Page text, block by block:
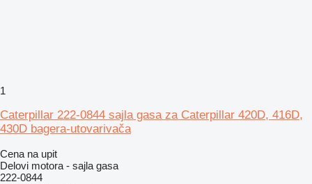
1
Caterpillar 222-0844 sajla gasa za Caterpillar 420D, 416D,
430D bagera-utovarivača
Cena na upit
Delovi motora - sajla gasa
222-0844